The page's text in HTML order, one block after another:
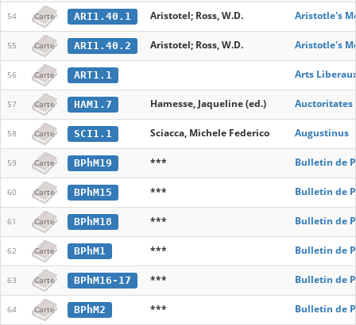
54 Carte ARI1.40.1 Aristotel; Ross, W.D. Aristotle's
55 Carte ARI1.40.2 Aristotel; Ross, W.D. Aristotle's
56 Carte ART1.1 Arts
57 Carte HAM1.7 Hamesse, Jaqueline (ed.) Auctoritates
58 Carte SCI1.1 Sciacca, Michele Federico Augustinus
59 Carte BPhM19 *** Bulletin de
60 Carte BPhM15 *** Bulletin de
61 Carte BPhM18 *** Bulletin de
62 Carte BPhM1 *** Bulletin de
63 Carte BPhM16-17 *** Bulletin de
64 Carte BPhM2 *** Bulletin de